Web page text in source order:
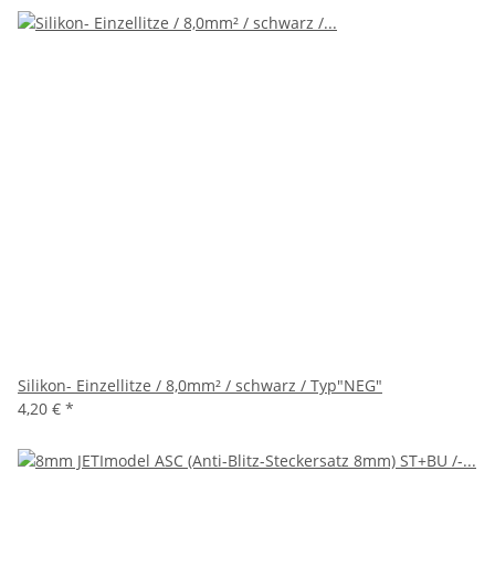
Silikon- Einzellitze / 8,0mm² / schwarz / Typ"NEG"
4,20 € *